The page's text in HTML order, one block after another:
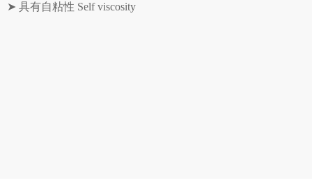
➤ 具有自粘性 Self viscosity